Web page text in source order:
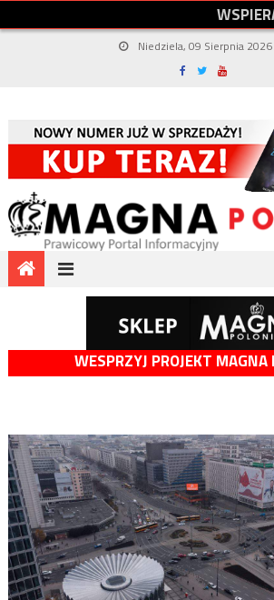
WSPIER
Niedziela, 09 Sierpnia 2026
WESPRZYJ PROJEKT MAGNA